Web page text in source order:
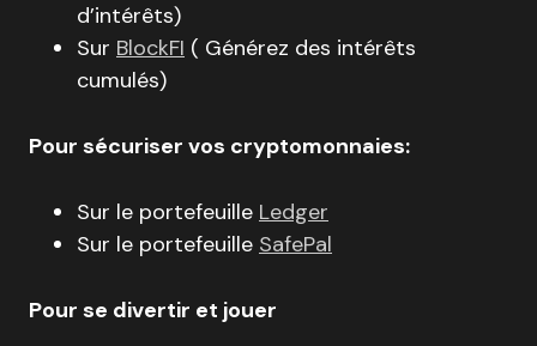
d’intérêts)
Sur BlockFI ( Générez des intérêts
cumulés)
Pour sécuriser vos cryptomonnaies:
Sur le portefeuille Ledger
Sur le portefeuille SafePal
Pour se divertir et jouer